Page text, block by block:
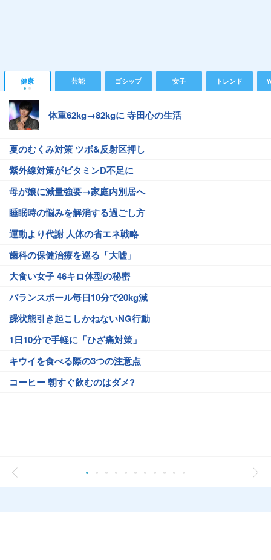
健康 芸能 ゴシップ 女子 トレンド
体重62kg→82kgに 寺田心の生活
夏のむくみ対策 ツボ&反射区押し
紫外線対策がビタミンD不足に
母が娘に減量強要→家庭内別居へ
睡眠時の悩みを解消する過ごし方
運動より代謝 人体の省エネ戦略
歯科の保健治療を巡る「大嘘」
大食い女子 46キロ体型の秘密
バランスボール毎日10分で20kg減
躁状態引き起こしかねないNG行動
1日10分で手軽に「ひざ痛対策」
キウイを食べる際の3つの注意点
コーヒー 朝すぐ飲むのはダメ?